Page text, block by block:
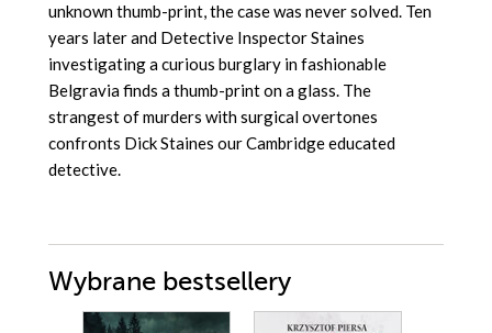
unknown thumb-print, the case was never solved. Ten
years later and Detective Inspector Staines
investigating a curious burglary in fashionable
Belgravia finds a thumb-print on a glass. The
strangest of murders with surgical overtones
confronts Dick Staines our Cambridge educated
detective.
Wybrane bestsellery